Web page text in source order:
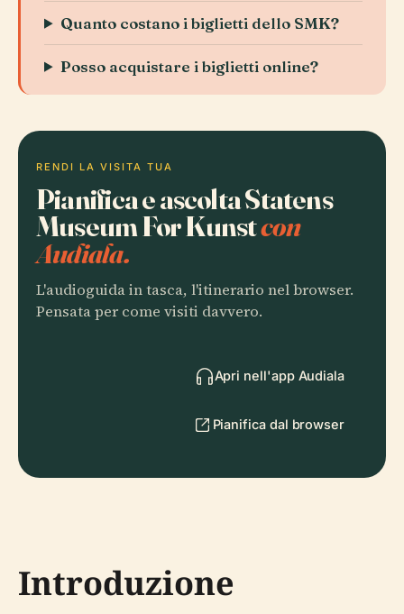
Quanto costano i biglietti dello SMK?
Posso acquistare i biglietti online?
RENDI LA VISITA TUA
Pianifica e ascolta Statens
Museum For Kunstcon
Audiala.
L'audioguida in tasca, l'itinerario nel browser.
Pensata per come visiti davvero.
Apri nell'app Audiala
Pianifica dal browser
Introduzione